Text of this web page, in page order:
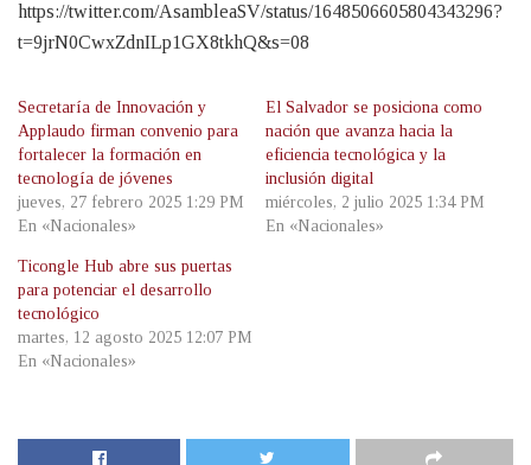
https://twitter.com/AsambleaSV/status/1648506605804343296?
t=9jrN0CwxZdnILp1GX8tkhQ&s=08
Secretaría de Innovación y
Applaudo firman convenio para
fortalecer la formación en
tecnología de jóvenes
jueves, 27 febrero 2025 1:29 PM
En «Nacionales»
El Salvador se posiciona como
nación que avanza hacia la
eficiencia tecnológica y la
inclusión digital
miércoles, 2 julio 2025 1:34 PM
En «Nacionales»
Ticongle Hub abre sus puertas
para potenciar el desarrollo
tecnológico
martes, 12 agosto 2025 12:07 PM
En «Nacionales»